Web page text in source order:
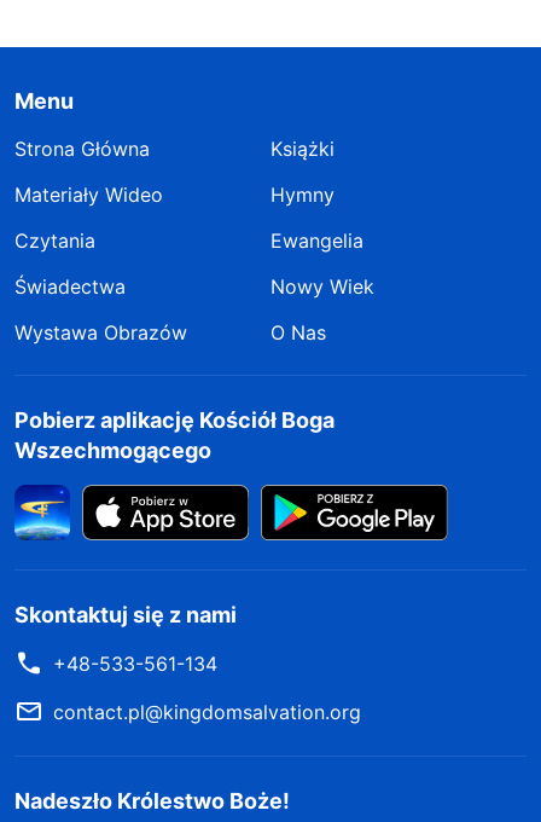
Menu
Strona Główna
Książki
Materiały Wideo
Hymny
Czytania
Ewangelia
Świadectwa
Nowy Wiek
Wystawa Obrazów
O Nas
Pobierz aplikację Kościół Boga
Wszechmogącego
Skontaktuj się z nami
+48-533-561-134
contact.pl@kingdomsalvation.org
Nadeszło Królestwo Boże!